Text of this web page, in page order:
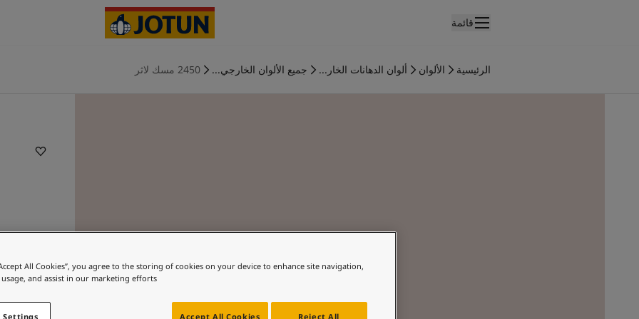
قائمة
الرئيسية الألوان ألوان الدهانات الخار... جميع الألوان الخارجي... 2450 مسك لاثر
All Cookies”, you agree to the storing of cookies on your device to enhance site navigation,
usage, and assist in our marketing efforts.
Reject All
Accept All Cookies
Settings